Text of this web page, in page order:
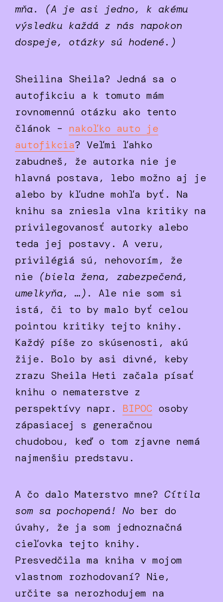
mňa. (A je asi jedno, k akému
výsledku každá z nás napokon
dospeje, otázky sú hodené.)
Sheilina Sheila? Jedná sa o
autofikciu a k tomuto mám
rovnomennú otázku ako tento
článok – nakoľko auto je
autofikcia? Veľmi ľahko
zabudneš, že autorka nie je
hlavná postava, lebo možno aj je
alebo by kľudne mohľa byť. Na
knihu sa zniesla vlna kritiky na
privilegovanosť autorky alebo
teda jej postavy. A veru,
privilégiá sú, nehovorím, že
nie (biela žena, zabezpečená,
umelkyňa, …).
Ale nie som si
istá, či to by malo byť celou
pointou kritiky tejto knihy.
Každý píše zo skúsenosti, akú
žije. Bolo by asi divné, keby
zrazu Sheila Heti začala písať
knihu o nematerstve z
perspektívy napr. BIPOC osoby
zápasiacej s generačnou
chudobou, keď o tom zjavne nemá
najmenšiu predstavu.
A čo dalo Materstvo mne? Cítila
som sa pochopená! No ber do
úvahy, že ja som jednoznačná
cieľovka tejto knihy.
Presvedčila ma kniha v mojom
vlastnom rozhodovaní? Nie,
určite sa nerozhodujem na